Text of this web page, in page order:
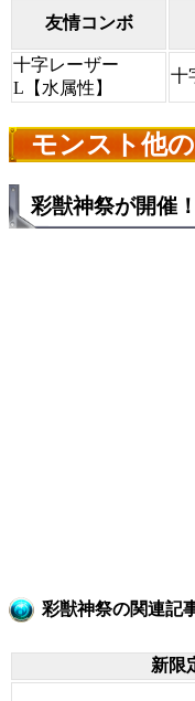
友情コンボ
十字レーザー
L【水属性】
十
モンスト他
彩獣神祭が開催！
彩獣神祭の関連記
新限